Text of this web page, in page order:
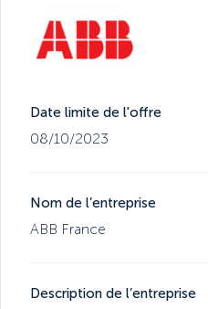
Date limite de l'offre
08/10/2023
Nom de l’entreprise
ABB France
Description de l’entreprise